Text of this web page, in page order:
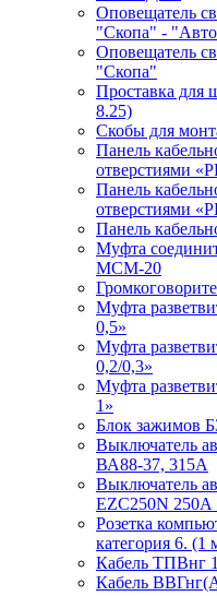
Оповещатель
"Скопа" -
Оповещатель
"Скопа"
Проставка для
8.25)
Скобы для
Панель
отверстиями
Панель
отверстиями
Панель
Муфта
МСМ-20
Муфта
0,5»
Муфта
0,2/0,3»
Муфта
1»
Блок зажимов
Выключатель
ВА88-37, 315А
Выключатель
EZC250N 250А
Розетка
категория 6. (1
Кабель ТПВнг
Кабель